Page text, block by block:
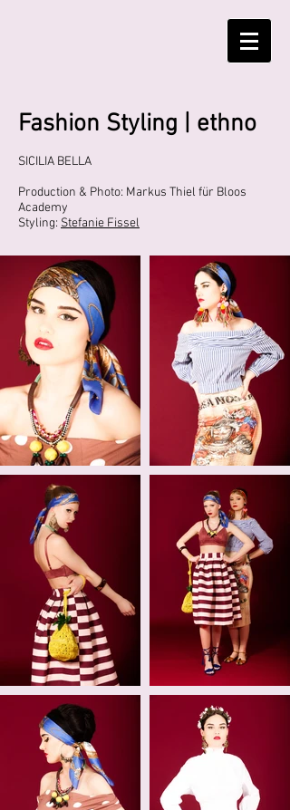
Fashion Styling | ethno
SICILIA BELLA
Production & Photo: Markus Thiel für Bloos
Academy
Styling: Stefanie Fissel